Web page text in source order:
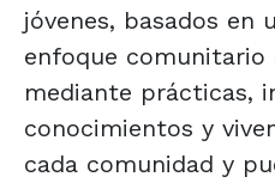
jóvenes, basados en
enfoque
mediante prácticas,
conocimientos y
cada comunidad y